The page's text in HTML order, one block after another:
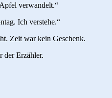
verwandelt.“
Ich verstehe.“
Zeit war kein Geschenk.
der Erzähler.